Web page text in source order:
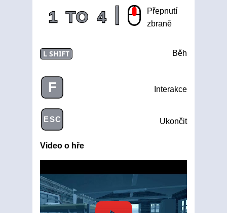
1 TO 4 |
Přepnutí
zbraně
L SHIFT Běh
F Interakce
ESC Ukončit
Video o hře